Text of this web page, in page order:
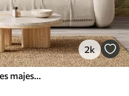
2k
Sentier forestier parmi des arbres majestueux, style aquarelle